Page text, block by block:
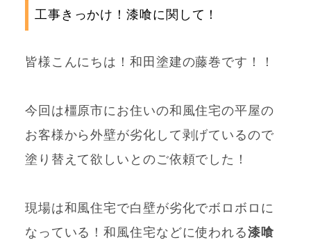
工事きっかけ！漆喰に関して！
皆様こんにちは！和田塗建の藤巻です！！
今回は橿原市にお住いの和風住宅の平屋の
お客様から外壁が劣化して剥げているので
塗り替えて欲しいとのご依頼でした！
現場は和風住宅で白壁が劣化でボロボロに
なっている！和風住宅などに使われる漆喰